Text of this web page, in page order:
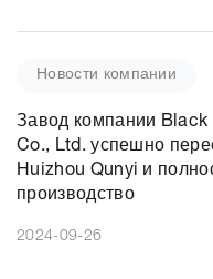
Новости компании
Завод компании
Co., Ltd. успешно
Huizhou Qunyi и
производство
2024-09-26